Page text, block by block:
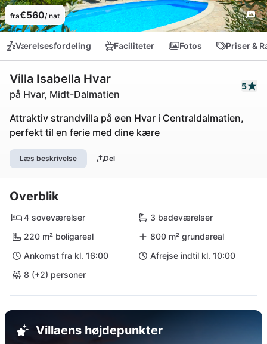
fra€560/ nat
Værelsesfordeling Faciliteter Fotos Priser &
Villa Isabella Hvar
på Hvar, Midt-Dalmatien
5
Attraktiv strandvilla på øen Hvar i Centraldalmatien,
perfekt til en ferie med dine kære
Læs beskrivelse Del
Overblik
4 soveværelser
3 badeværelser
220 m² boligareal
800 m² grundareal
Ankomst fra kl. 16:00
Afrejse indtil kl. 10:00
8 (+2) personer
Villaens højdepunkter